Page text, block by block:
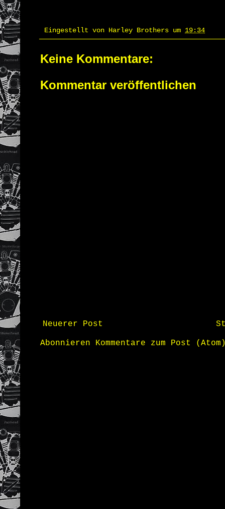
Eingestellt von Harley Brothers um 19:34
Keine Kommentare:
Kommentar veröffentlichen
Neuerer Post
Abonnieren Kommentare zum Post